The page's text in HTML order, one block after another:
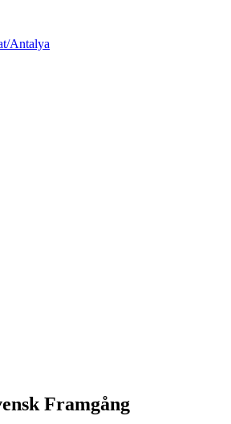
Antalya
Framgång